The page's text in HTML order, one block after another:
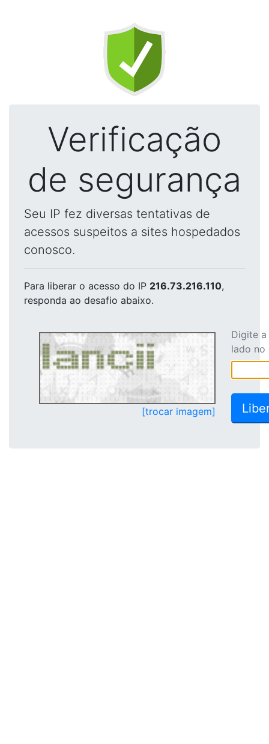
Verificação
de segurança
Seu IP fez diversas tentativas de
acessos suspeitos a sites hospedados
conosco.
Para liberar o acesso do IP 216.73.216.110,
responda ao desafio abaixo.
[trocar imagem]
Digite
lado no